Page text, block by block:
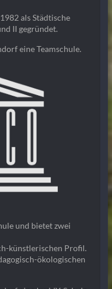
als Städtische
II gegründet.
eine Teamschule.
und bietet zwei
künstlerischen Profil.
ökologischen